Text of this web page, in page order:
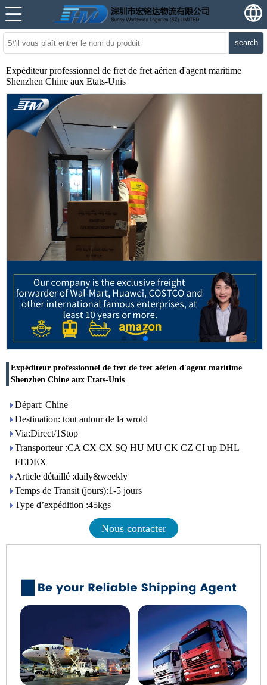
search
Expéditeur professionnel de fret de fret aérien d'agent maritime
Shenzhen Chine aux Etats-Unis
Expéditeur professionnel de fret de fret aérien d'agent maritime
Shenzhen Chine aux Etats-Unis
Départ: Chine
Destination: tout autour de la wrold
Via:Direct/1Stop
Transporteur :CA CX CX SQ HU MU CK CZ CI up DHL
FEDEX
Article détaillé :daily&weekly
Temps de Transit (jours):1-5 jours
Type d’expédition :45kgs
Nous contacter